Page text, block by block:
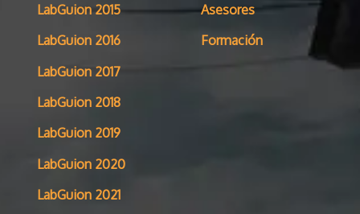
LabGuion 2015
LabGuion 2016
LabGuion 2017
LabGuion 2018
LabGuion 2019
LabGuion 2020
LabGuion 2021
Asesores
Formación